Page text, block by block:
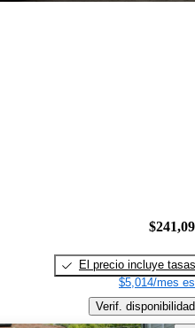
El precio incluye tasas
$5,014/mes
Verif. disponibilidad